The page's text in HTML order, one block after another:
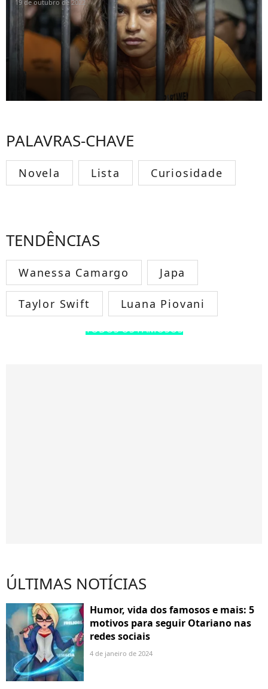
19 de outubro de 2022
PALAVRAS-CHAVE
Novela Lista Curiosidade
TENDÊNCIAS
Wanessa Camargo Japa
Taylor Swift Luana Piovani
TODOS OS FAMOSOS
ÚLTIMAS NOTÍCIAS
Humor, vida dos famosos e mais: 5
motivos para seguir Otariano nas
redes sociais
4 de janeiro de 2024